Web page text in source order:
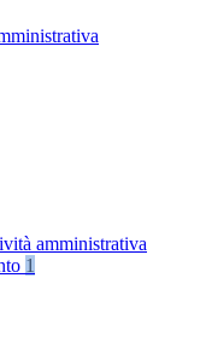
amministrativa
1